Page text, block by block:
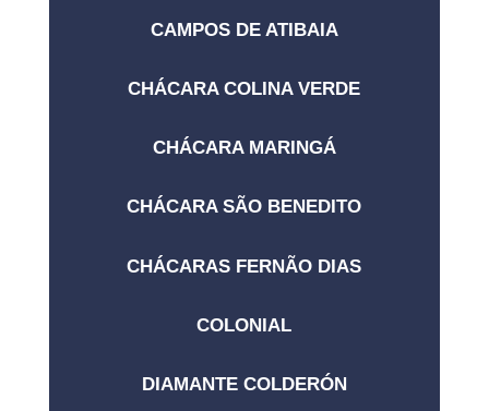
CAMPOS DE ATIBAIA
CHÁCARA COLINA VERDE
CHÁCARA MARINGÁ
CHÁCARA SÃO BENEDITO
CHÁCARAS FERNÃO DIAS
COLONIAL
DIAMANTE COLDERÓN